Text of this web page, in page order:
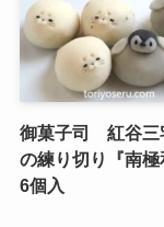
御菓子司 紅谷三
の練り切り『南極
6個入